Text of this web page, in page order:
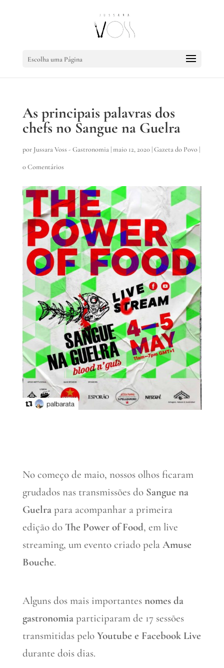
Escolha uma Página
As principais palavras dos
chefs no Sangue na Guelra
por Jussara Voss - Gastronomia|maio 12, 2020|Gazeta do Povo|
0 Comentários
No começo de maio, nossos olhos ficaram
grudados nas transmissões do Sangue na
Guelrapara acompanhar a primeira
edição do The Power of Food, em live
streaming, um evento criado pela Amuse
Bouche.
Alguns dos mais importantes nomes da
gastronomiaparticiparam de 17 sessões
transmitidas pelo Youtube e Facebook Live
durante dois dias.